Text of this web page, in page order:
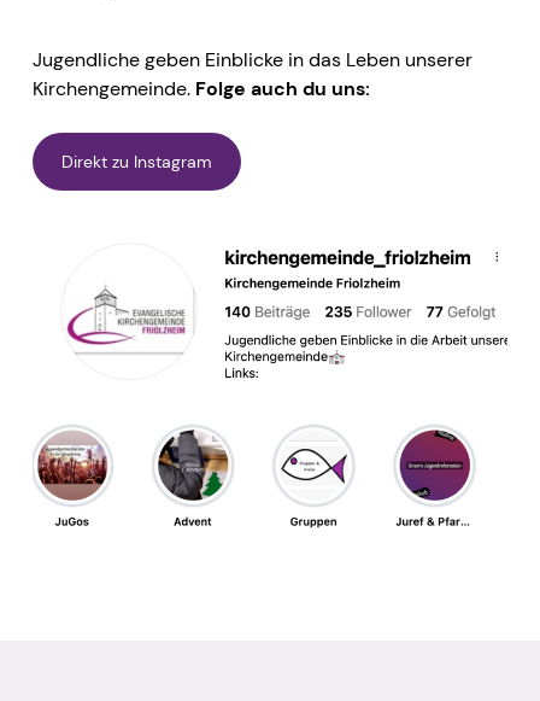
Jugendliche geben Einblicke in das Leben unserer
Kirchengemeinde. Folge auch du uns:
Direkt zu Instagram